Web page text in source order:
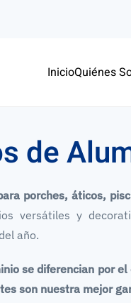
InicioQuiénes
de
porches, áticos,
versátiles y
año.
se diferencian por
son nuestra mejor